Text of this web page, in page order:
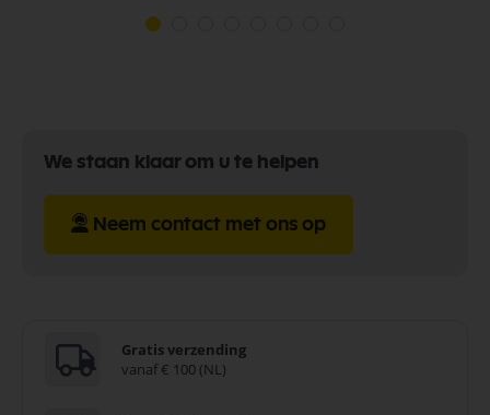
We staan klaar om u te helpen
Neem contact met ons op
Gratis verzending
vanaf € 100 (NL)